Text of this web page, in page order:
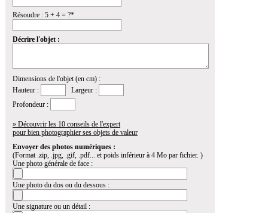
Résoudre : 5 + 4 = ?*
Décrire l'objet :
Dimensions de l'objet (en cm) :
Hauteur :
Largeur :
Profondeur :
» Découvrir les 10 conseils de l'expert
pour bien photographier ses objets de valeur
Envoyer des photos numériques :
(Format .zip, .jpg, .gif, .pdf... et poids inférieur à 4 Mo par fichier. )
Une photo générale de face :
Une photo du dos ou du dessous :
Une signature ou un détail :